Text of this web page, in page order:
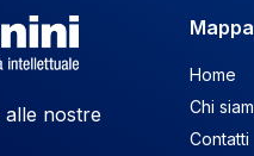
alle nostre
Home
Chi
Contatti